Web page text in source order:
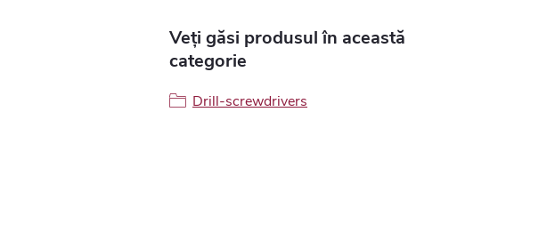
Veți găsi produsul în această
categorie
Drill-screwdrivers